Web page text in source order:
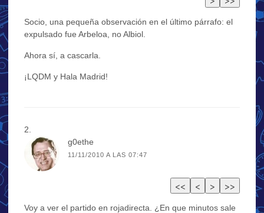
Socio, una pequeña observación en el último párrafo: el
expulsado fue Arbeloa, no Albiol.
Ahora sí, a cascarla.
¡LQDM y Hala Madrid!
g0ethe
11/11/2010 A LAS 07:47
Voy a ver el partido en rojadirecta. ¿En que minutos sale